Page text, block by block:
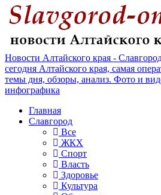
Новости Алтайского края -
сегодня Алтайского края, самая
темы дня, обзоры, анализ. Фото и
инфографика
Главная
Славгород
Все
ЖКХ
Спорт
Власть
Здоровье
Культура